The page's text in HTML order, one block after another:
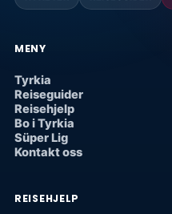
MENY
Tyrkia
Reiseguider
Reisehjelp
Bo i Tyrkia
Süper Lig
Kontakt oss
REISEHJELP